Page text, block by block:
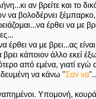
αν βρείτε και το
να βολοδέρνει
έρθει να με
έρθει να με βρει...ας
κάποιον άλλο εκεί
από εμένα, γιατί εγώ
να κάνω "Σαν να
Υπομονή,